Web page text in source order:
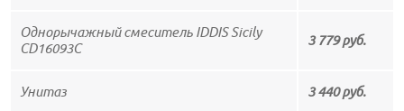
Однорычажный смеситель IDDIS Sicily
CD16093C
3 779 руб.
Унитаз 3 440 руб.